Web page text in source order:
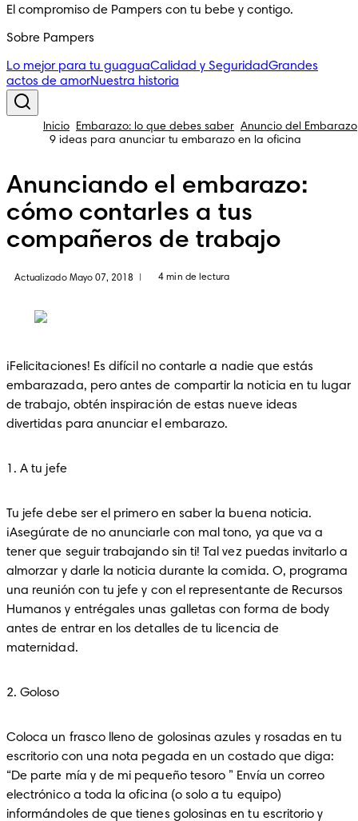
El compromiso de Pampers con tu bebe y contigo.
Sobre Pampers
Lo mejor para tu guaguaCalidad y SeguridadGrandes
actos de amorNuestra historia
Inicio Embarazo: lo que debes saber Anuncio del Embarazo
9 ideas para anunciar tu embarazo en la oficina
Anunciando el embarazo:
cómo contarles a tus
compañeros de trabajo
Actualizado Mayo 07, 2018 4 min de lectura
¡Felicitaciones! Es difícil no contarle a nadie que estás
embarazada, pero antes de compartir la noticia en tu lugar
de trabajo, obtén inspiración de estas nueve ideas
divertidas para anunciar el embarazo.
1. A tu jefe
Tu jefe debe ser el primero en saber la buena noticia.
¡Asegúrate de no anunciarle con mal tono, ya que va a
tener que seguir trabajando sin ti! Tal vez puedas invitarlo a
almorzar y darle la noticia durante la comida. O, programa
una reunión con tu jefe y con el representante de Recursos
Humanos y entrégales unas galletas con forma de body
antes de entrar en los detalles de tu licencia de
maternidad.
2. Goloso
Coloca un frasco lleno de golosinas azules y rosadas en tu
escritorio con una nota pegada en un costado que diga:
“De parte mía y de mi pequeño tesoro ” Envía un correo
electrónico a toda la oficina (o solo a tu equipo)
informándoles de que tienes golosinas en tu escritorio y